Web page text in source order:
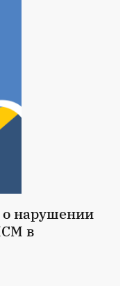
нарушении
в